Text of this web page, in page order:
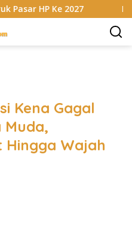
Ke 2027 Dapur
Kena Gagal
Muda,
Hingga Wajah